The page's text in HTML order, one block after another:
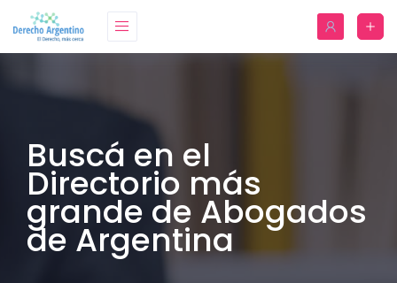
Buscá en el
Directorio más
grande de Abogados
de Argentina